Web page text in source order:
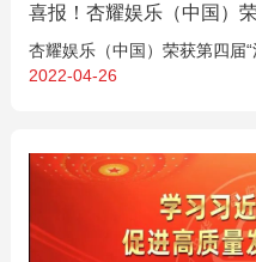
喜报！杏耀娱乐（中国）
杏耀娱乐（中国）荣获第四届“
2022-04-26